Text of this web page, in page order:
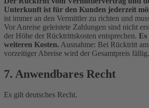
Unterkunft ist für den Kunden jederzeit
ist immer an den Vermittler zu richten und
Vor Anreise geleistete Zahlungen sind nicht
der Höhe der Rücktrittskosten entsprechen. Es
weiteren Kosten. Ausnahme: Bei Rücktritt
vorzeitiger Abreise wird der Gesamtpreis fällig.
7. Anwendbares Recht
Es gilt deutsches Recht.